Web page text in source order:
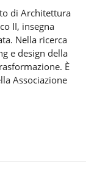
di Architettura
II, insegna
Nella ricerca
e design della
È
Associazione